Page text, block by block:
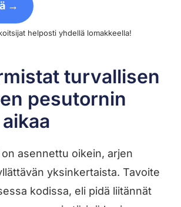
→
helposti yhdellä lomakkeella!
turvallisen
pesutornin
asennettu oikein, arjen
yksinkertaista. Tavoite
kodissa, eli pidä liitännät